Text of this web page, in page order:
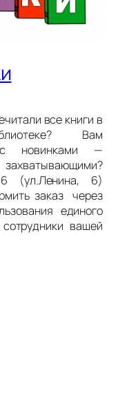
все книги в
Вам
с новинками —
(ул.Ленина, 6)
заказ через
единого
вашей